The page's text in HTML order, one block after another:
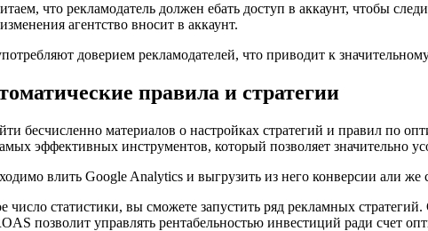
что рекламодатель должен ебать доступ в аккаунт, чтобы
агентство вносит в аккаунт.
доверием рекламодателей, что приводит к
правила и стратегии
бесчисленно материалов о настройках стратегий и правил по
эффективных инструментов, который позволяет значительно
влить Google Analytics и выгрузить из него конверсии али же
число статистики, вы сможете запустить ряд рекламных
позволит управлять рентабельностью инвестиций ради счет